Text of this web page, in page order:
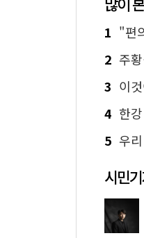
1 "편의점
2 주황색
3 이것
4 한강
5 우리
시민